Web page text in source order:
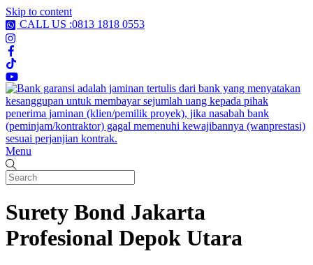
Skip to content
CALL US :0813 1818 0553
Menu
Surety Bond Jakarta
Profesional Depok Utara